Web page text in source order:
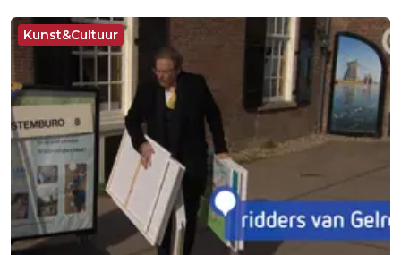
Kunst&Cultuur